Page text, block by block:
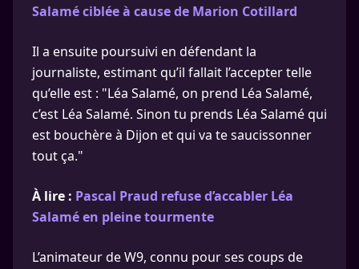
Salamé ciblée à cause de Marion Cotillard
Il a ensuite poursuivi en défendant la
journaliste, estimant qu’il fallait l’accepter telle
qu’elle est : "Léa Salamé, on prend Léa Salamé,
c’est Léa Salamé. Sinon tu prends Léa Salamé qui
est bouchère à Dijon et qui va te saucissonner
tout ça."
À lire : Pascal Praud refuse d’accabler Léa
Salamé en pleine tourmente
L’animateur de W9, connu pour ses coups de